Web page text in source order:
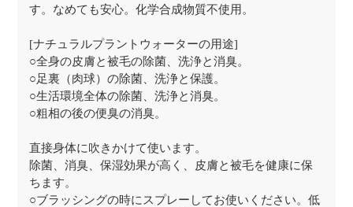
す。なめても安心。化学合成物質不使用。
[ナチュラルプラントウォーターの用途]
○全身の皮膚と被毛の除菌、洗浄と消臭。
○足裏（肉球）の除菌、洗浄と保護。
○生活環境全体の除菌、洗浄と消臭。
○粗相の後の便臭の消臭。
直接身体に吹きかけて使います。
除菌、消臭、保湿効果が高く、皮膚と被毛を健康に保
ちます。
○ブラッシングの時にスプレーしてお使いください。低